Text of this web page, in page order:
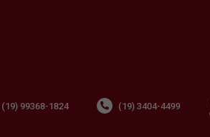
(19) 99368-1824 (19) 3404-4499